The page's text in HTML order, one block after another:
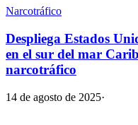
Narcotráfico
Despliega Estados
en el sur del mar
narcotráfico
14 de agosto de 2025·